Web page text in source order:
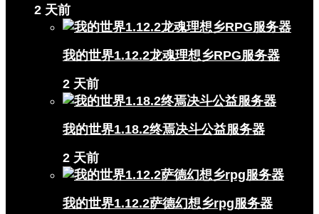
2 天前
我的世界1.12.2龙魂理想乡RPG服务器
2 天前
我的世界1.18.2终焉决斗公益服务器
2 天前
我的世界1.12.2萨德幻想乡rpg服务器